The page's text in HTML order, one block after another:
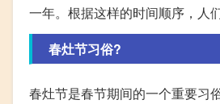
一年。根据这样的时间顺序，人
春灶节习俗?
春灶节是春节期间的一个重要习